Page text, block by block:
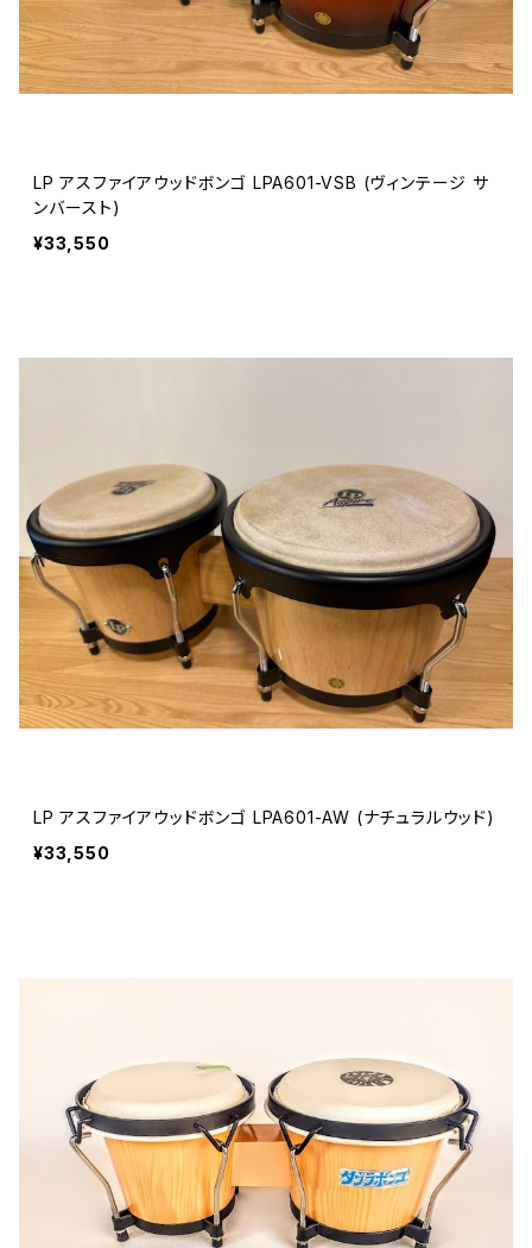
LP アスファイアウッドボンゴ LPA601-VSB (ヴィンテージ サ
ンバースト)
¥33,550
LP アスファイアウッドボンゴ LPA601-AW (ナチュラルウッド)
¥33,550